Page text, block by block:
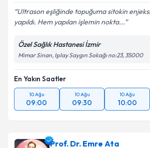
Kişisel verilerimin işlenmesine
'ni okudum ve kişisel
kapsamda işlenmesini kabul
Ultrason eşliğinde topuğuma sitokin
yapıldı. Hem yapılan işlemin nokta...
Özel Sağlık Hastanesi İzmir
Mimar Sinan, Işılay Saygın Sokağı no:23, 35000
En Yakın Saatler
10 Ağu
09:00
10 Ağu
09:30
10 Ağu
10:00
Prof. Dr. Emre Ata